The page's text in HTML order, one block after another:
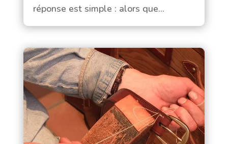
réponse est simple : alors que...